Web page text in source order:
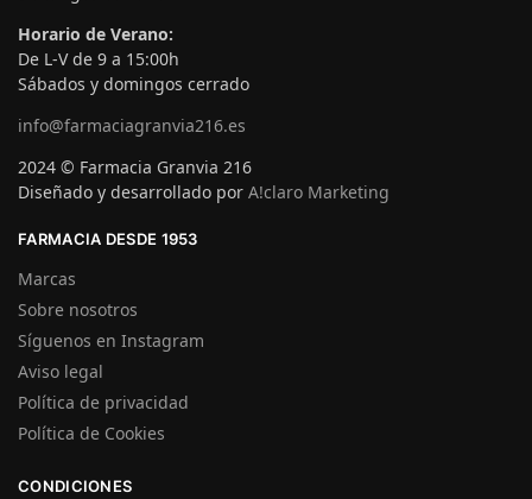
Horario de Verano:
De L-V de 9 a 15:00h
Sábados y domingos cerrado
info@farmaciagranvia216.es
2024 © Farmacia Granvia 216
Diseñado y desarrollado por A!claro Marketing
FARMACIA DESDE 1953
Marcas
Sobre nosotros
Síguenos en Instagram
Aviso legal
Política de privacidad
Política de Cookies
CONDICIONES